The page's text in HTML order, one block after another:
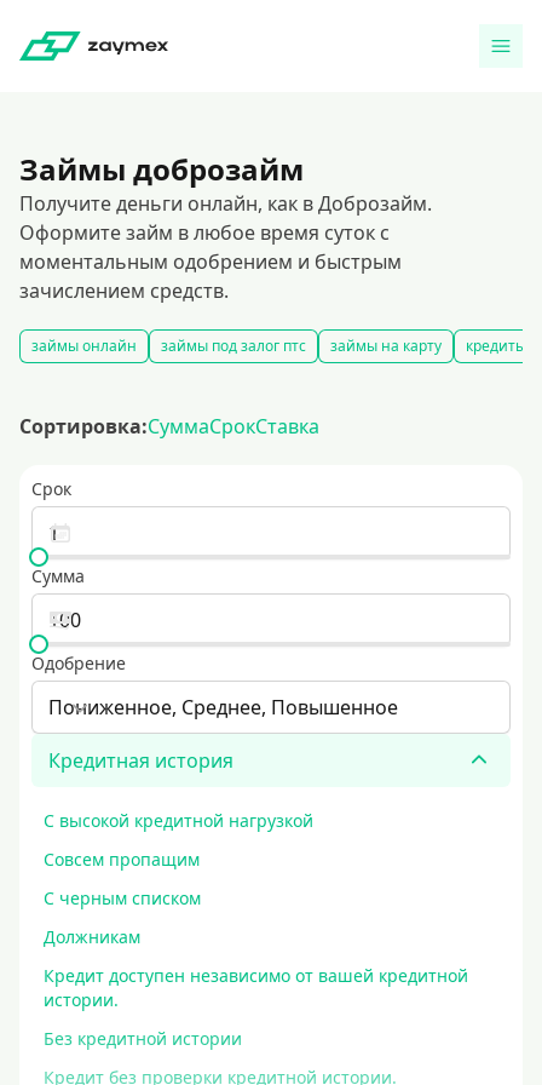
Займы доброзайм
Получите деньги онлайн, как в Доброзайм.
Оформите займ в любое время суток с
моментальным одобрением и быстрым
зачислением средств.
займы онлайн займы под залог птс займы на карту кредиты
Сортировка:СуммаСрокСтавка
Срок
Сумма
Одобрение
Пониженное, Среднее, Повышенное
Кредитная история
С высокой кредитной нагрузкой
Совсем пропащим
С черным списком
Должникам
Кредит доступен независимо от вашей кредитной
истории.
Без кредитной истории
Кредит без проверки кредитной истории.